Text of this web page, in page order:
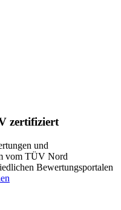
zertifiziert
und
vom TÜV Nord
Bewertungsportalen